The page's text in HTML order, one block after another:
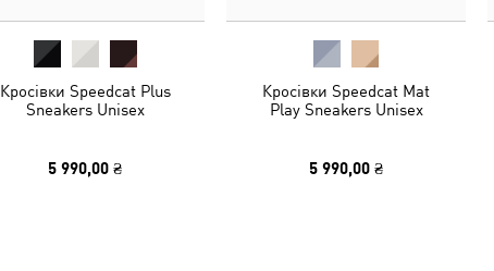
Кросівки Speedcat Plus
Sneakers Unisex
5 990,00 ₴
Кросівки Speedcat Mat
Play Sneakers Unisex
5 990,00 ₴